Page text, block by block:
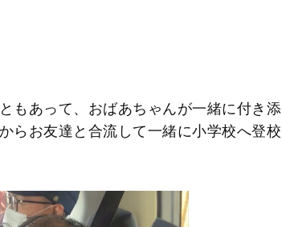
もあって、おばあちゃんが一緒に付き添
らお友達と合流して一緒に小学校へ登校